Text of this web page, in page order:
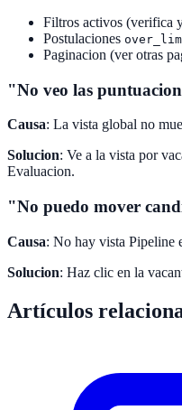
Filtros activos (verifica
Postulaciones
Paginacion (ver otras
"No veo las
Causa: La vista global no
Solucion: Ve a la vista por
Evaluacion.
"No puedo mover
Causa: No hay vista Pipeline
Solucion: Haz clic en la
Artículos